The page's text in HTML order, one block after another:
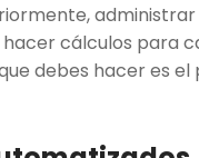
cálculos para
debes hacer es